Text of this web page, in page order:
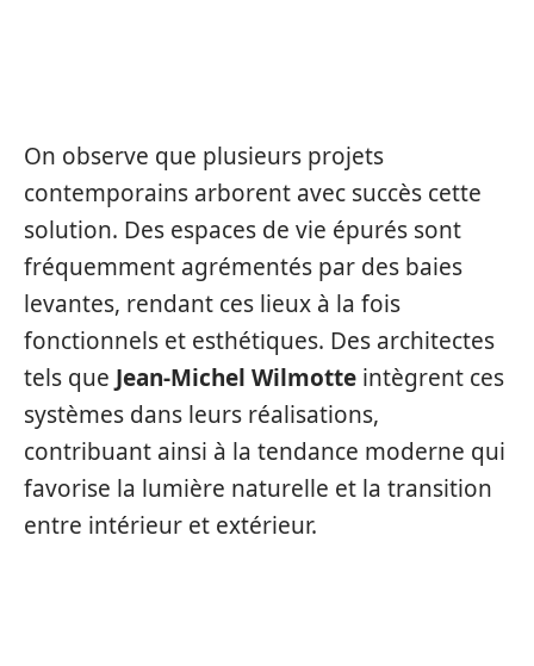
On observe que plusieurs projets
contemporains arborent avec succès cette
solution. Des espaces de vie épurés sont
fréquemment agrémentés par des baies
levantes, rendant ces lieux à la fois
fonctionnels et esthétiques. Des architectes
tels que Jean-Michel Wilmotte intègrent ces
systèmes dans leurs réalisations,
contribuant ainsi à la tendance moderne qui
favorise la lumière naturelle et la transition
entre intérieur et extérieur.